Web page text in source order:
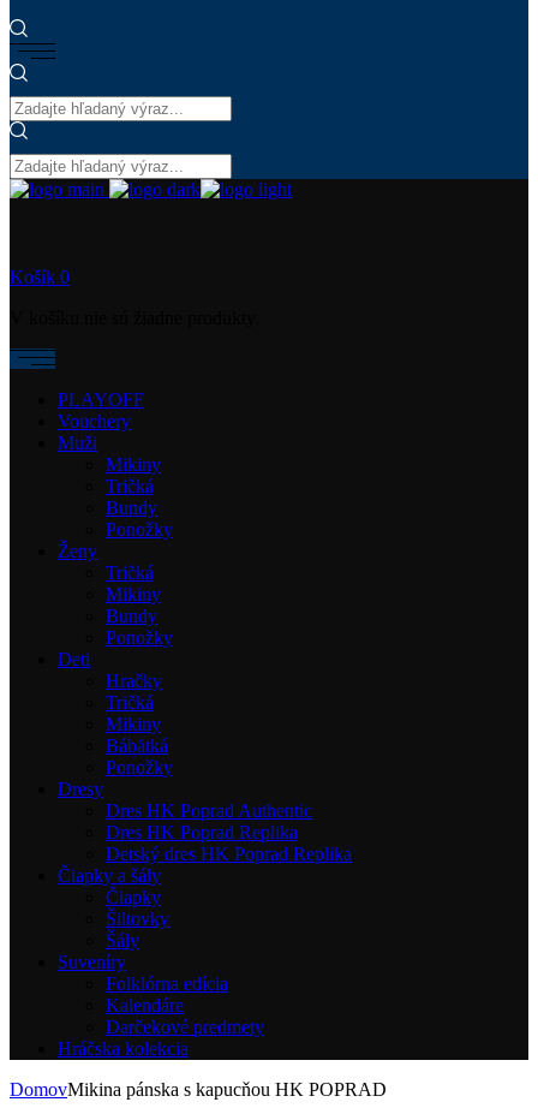
Košík 0
PLAYOFF
Vouchery
Muži
Mikiny
Tričká
Bundy
Ponožky
Ženy
Tričká
Mikiny
Bundy
Ponožky
Deti
Hračky
Tričká
Mikiny
Bábätká
Ponožky
Dresy
Dres HK Poprad Authentic
Dres HK Poprad Replika
Detský dres HK Poprad Replika
Čiapky a šály
Čiapky
Šiltovky
Šály
Suveníry
Folklórna edícia
Kalendáre
Darčekové predmety
Hráčska kolekcia
DomovMikina pánska s kapucňou HK POPRAD